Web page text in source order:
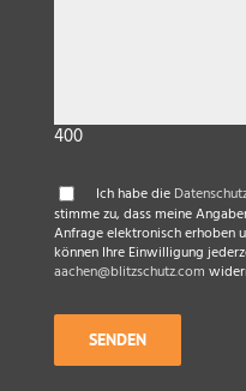
400
Ich habe die
stimme zu, dass meine
Anfrage elektronisch erhoben
können Ihre Einwilligung
aachen@blitzschutz.com